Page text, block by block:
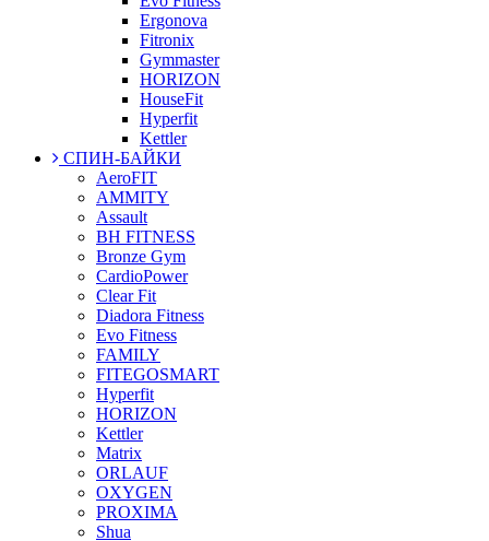
Ergonova
Fitronix
Gymmaster
HORIZON
HouseFit
Hyperfit
Kettler
СПИН-БАЙКИ
AeroFIT
AMMITY
Assault
BH FITNESS
Bronze Gym
CardioPower
Clear Fit
Diadora Fitness
Evo Fitness
FAMILY
FITEGOSMART
Hyperfit
HORIZON
Kettler
Matrix
ORLAUF
OXYGEN
PROXIMA
Shua